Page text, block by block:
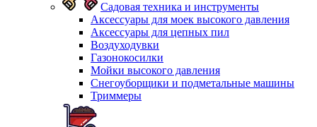
Садовая техника и инструменты
Аксессуары для моек высокого давления
Аксессуары для цепных пил
Воздуходувки
Газонокосилки
Мойки высокого давления
Снегоуборщики и подметальные машины
Триммеры